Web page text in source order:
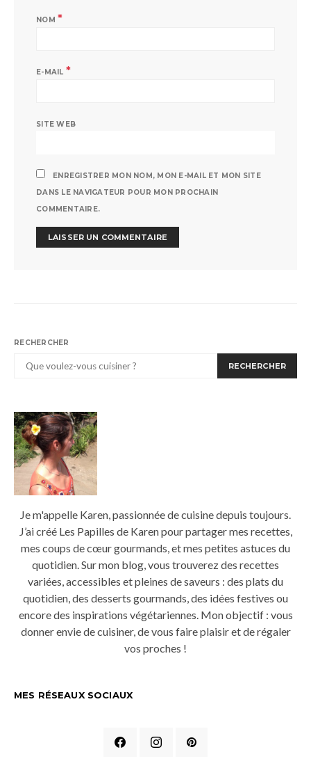
NOM *
E-MAIL *
SITE WEB
ENREGISTRER MON NOM, MON E-MAIL ET MON SITE
DANS LE NAVIGATEUR POUR MON PROCHAIN
COMMENTAIRE.
RECHERCHER
RECHERCHER
Je m'appelle Karen, passionnée de cuisine depuis toujours.
J’ai créé Les Papilles de Karen pour partager mes recettes,
mes coups de cœur gourmands, et mes petites astuces du
quotidien. Sur mon blog, vous trouverez des recettes
variées, accessibles et pleines de saveurs : des plats du
quotidien, des desserts gourmands, des idées festives ou
encore des inspirations végétariennes. Mon objectif : vous
donner envie de cuisiner, de vous faire plaisir et de régaler
vos proches !
MES RÉSEAUX SOCIAUX